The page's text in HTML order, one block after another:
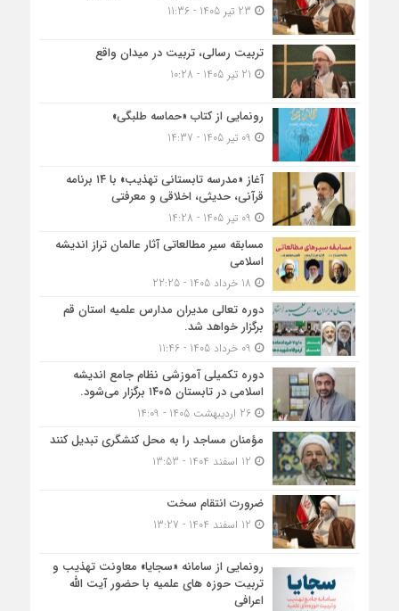
تربیت رسالی، تربیت در میدان واقع
رونمایی از کتاب «حماسه طلبگی»
آغاز «مدرسه تابستانی تهذیب» با ۱۴ برنامه
قرآنی، حدیثی، اخلاقی و معرفتی
مسابقه سیر مطالعاتی آثار عالمان تراز اندیشه
اسلامی
دوره تعالی مدیران مدارس علمیه استان قم
برگزار خواهد شد.
دوره تکمیلی آموزشی نظام جامع اندیشه
اسلامی در تابستان ۱۴۰۵ برگزار می‌شود.
26 اردیبهشت 1405 - 14:09
مؤمنان مساجد را به محل کنشگری تبدیل کنند
ضرورت انتقام سخت
رونمایی از سامانه «سجایا» معاونت تهذیب و
تربیت حوزه‌ های علمیه با حضور آیت الله
اعرافی